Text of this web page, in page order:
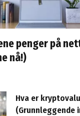
penger på
nå!)
Hva er
(Grunnleggende